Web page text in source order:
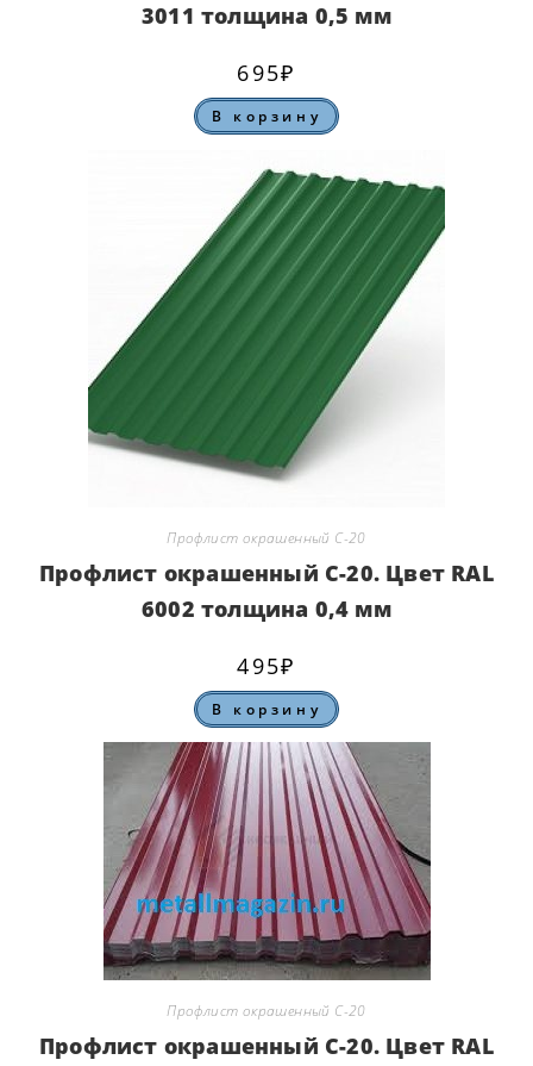
3011 толщина 0,5 мм
695₽
В корзину
Профлист окрашенный С-20
Профлист окрашенный С-20. Цвет RAL
6002 толщина 0,4 мм
495₽
В корзину
Профлист окрашенный С-20
Профлист окрашенный С-20. Цвет RAL